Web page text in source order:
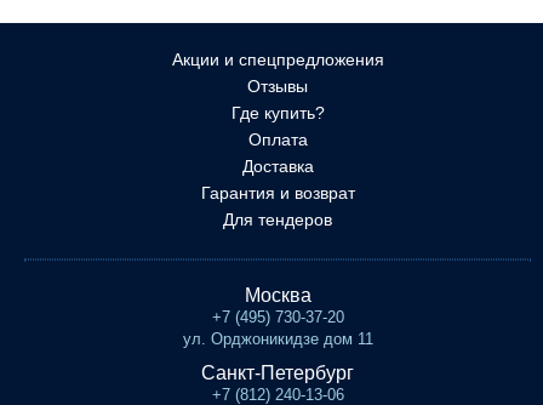
Акции и спецпредложения
Отзывы
Где купить?
Оплата
Доставка
Гарантия и возврат
Для тендеров
Москва
+7 (495) 730-37-20
ул. Орджоникидзе дом 11
Санкт-Петербург
+7 (812) 240-13-06